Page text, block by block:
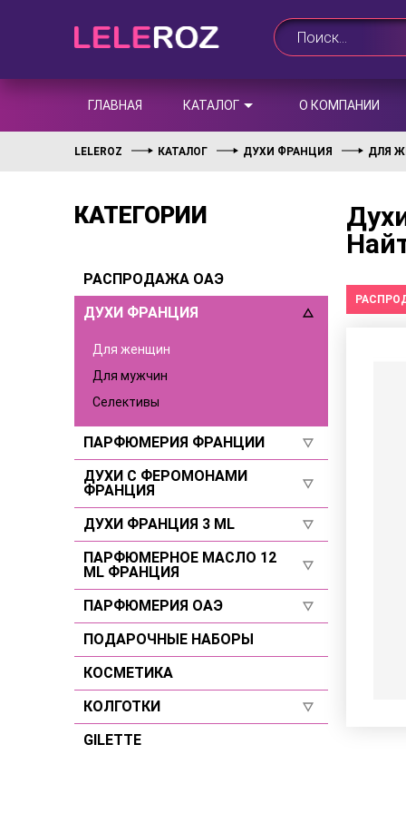
ГЛАВНАЯ КАТАЛОГ О КОМПАНИИ
LELEROZ КАТАЛОГ ДУХИ ФРАНЦИЯ ДЛЯ
КАТЕГОРИИ
РАСПРОДАЖА ОАЭ
ДУХИ ФРАНЦИЯ
Для женщин
Для мужчин
Селективы
ПАРФЮМЕРИЯ ФРАНЦИИ
Для женщин
Для мужчин
Селективы
ДУХИ С ФЕРОМОНАМИ
ФРАНЦИЯ
Селективы
Для женщин
Для мужчин
ДУХИ ФРАНЦИЯ 3 ML
Для женщин
Для мужчин
Селективы
ПАРФЮМЕРНОЕ МАСЛО 12
ML ФРАНЦИЯ
Для женщин
Для мужчин
Селективы
ПАРФЮМЕРИЯ ОАЭ
Для женщин
Для мужчин
Селективы
ПОДАРОЧНЫЕ НАБОРЫ
КОСМЕТИКА
КОЛГОТКИ
Размер 2
GILETTE